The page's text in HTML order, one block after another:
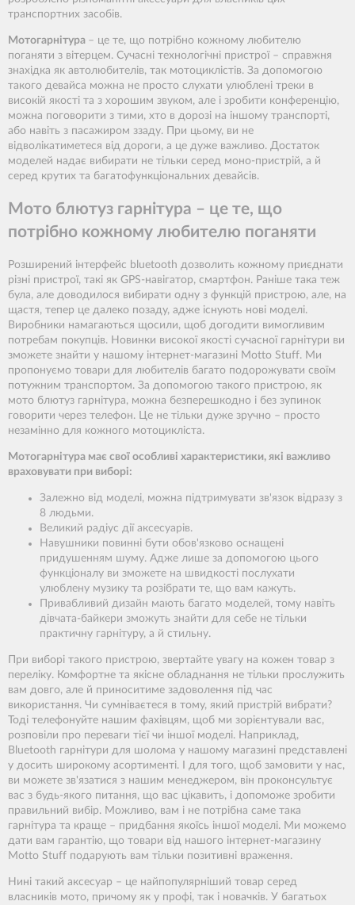
транспортних засобів.
Мотогарнітура – це те, що потрібно кожному любителю
поганяти з вітерцем. Сучасні технологічні пристрої – справжня
знахідка як автолюбителів, так мотоциклістів. За допомогою
такого девайса можна не просто слухати улюблені треки в
високій якості та з хорошим звуком, але і зробити конференцію,
можна поговорити з тими, хто в дорозі на іншому транспорті,
або навіть з пасажиром ззаду. При цьому, ви не
відволікатиметеся від дороги, а це дуже важливо. Достаток
моделей надає вибирати не тільки серед моно-пристрій, а й
серед крутих та багатофункціональних девайсів.
Мото блютуз гарнітура – це те, що
потрібно кожному любителю поганяти
Розширений інтерфейс bluetooth дозволить кожному приєднати
різні пристрої, такі як GPS-навігатор, смартфон. Раніше така теж
була, але доводилося вибирати одну з функцій пристрою, але, на
щастя, тепер це далеко позаду, адже існують нові моделі.
Виробники намагаються щосили, щоб догодити вимогливим
потребам покупців. Новинки високої якості сучасної гарнітури ви
зможете знайти у нашому інтернет-магазині Motto Stuff. Ми
пропонуємо товари для любителів багато подорожувати своїм
потужним транспортом. За допомогою такого пристрою, як
мото блютуз гарнітура, можна безперешкодно і без зупинок
говорити через телефон. Це не тільки дуже зручно – просто
незамінно для кожного мотоцикліста.
Мотогарнітура має свої особливі характеристики, які важливо
враховувати при виборі:
Залежно від моделі, можна підтримувати зв'язок відразу з
8 людьми.
Великий радіус дії аксесуарів.
Навушники повинні бути обов'язково оснащені
придушенням шуму. Адже лише за допомогою цього
функціоналу ви зможете на швидкості послухати
улюблену музику та розібрати те, що вам кажуть.
Привабливий дизайн мають багато моделей, тому навіть
дівчата-байкери зможуть знайти для себе не тільки
практичну гарнітуру, а й стильну.
При виборі такого пристрою, звертайте увагу на кожен товар з
переліку. Комфортне та якісне обладнання не тільки прослужить
вам довго, але й приноситиме задоволення під час
використання. Чи сумніваєтеся в тому, який пристрій вибрати?
Тоді телефонуйте нашим фахівцям, щоб ми зорієнтували вас,
розповіли про переваги тієї чи іншої моделі. Наприклад,
Bluetooth гарнітури для шолома у нашому магазині представлені
у досить широкому асортименті. І для того, щоб замовити у нас,
ви можете зв'язатися з нашим менеджером, він проконсультує
вас з будь-якого питання, що вас цікавить, і допоможе зробити
правильний вибір. Можливо, вам і не потрібна саме така
гарнітура та краще – придбання якоїсь іншої моделі. Ми можемо
дати вам гарантію, що товари від нашого інтернет-магазину
Motto Stuff подарують вам тільки позитивні враження.
Нині такий аксесуар – це найпопулярніший товар серед
власників мото, причому як у профі, так і новачків. У багатьох